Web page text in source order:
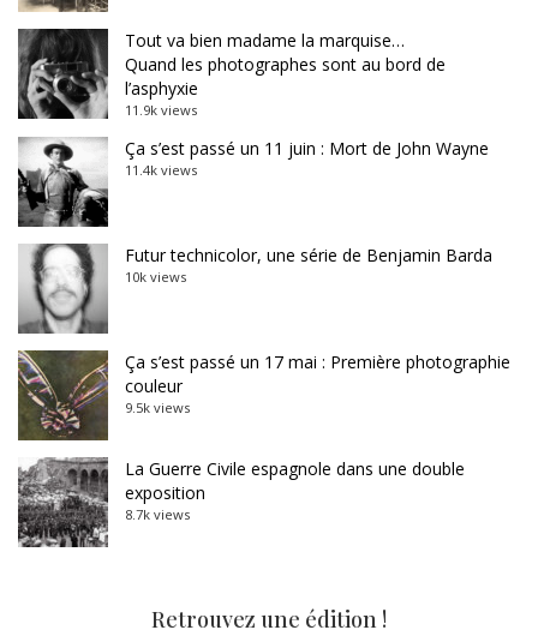
Tout va bien madame la marquise…
Quand les photographes sont au bord de
l’asphyxie
11.9k views
Ça s’est passé un 11 juin : Mort de John Wayne
11.4k views
Futur technicolor, une série de Benjamin Barda
10k views
Ça s’est passé un 17 mai : Première photographie
couleur
9.5k views
La Guerre Civile espagnole dans une double
exposition
8.7k views
Retrouvez une édition !